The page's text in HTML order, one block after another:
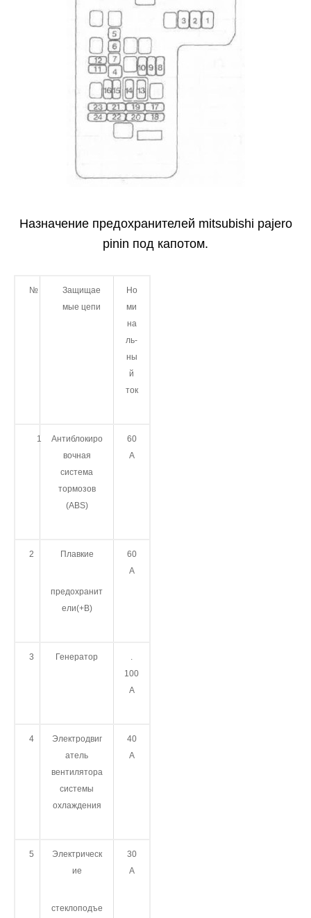
Назначение предохранителей mitsubishi pajero
pinin под капотом.
№
Защищае
мые цепи
Но
ми
на
ль­
ны
й
ток
1
Антиблокиро
вочная
система
тормозов
(ABS)
60
А
2 Плавкие
предохранит
ели(+В)
60
А
3 Генератор
.
100
А
4
Электродвиг
атель
вентилятора
системы
охлаждения
40
А
5
Электрическ
ие
стеклоподъе
30
А